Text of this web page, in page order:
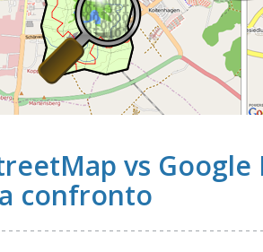
vs
confronto